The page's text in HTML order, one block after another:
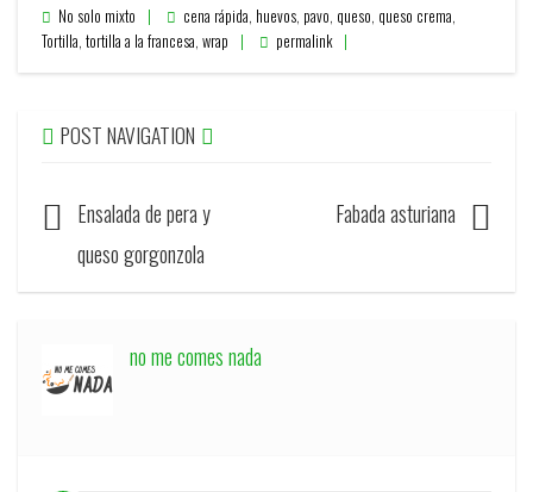
No solo mixto cena rápida, huevos, pavo, queso, queso crema,
Tortilla, tortilla a la francesa, wrap permalink
POST NAVIGATION
Ensalada de pera y
queso gorgonzola
Fabada asturiana
no me comes nada